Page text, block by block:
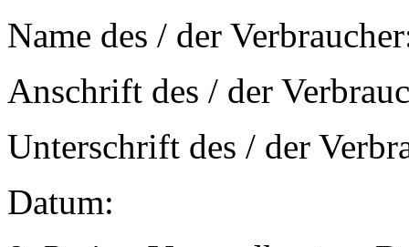
Name des / der
Anschrift des / der
Unterschrift des / der
Datum: